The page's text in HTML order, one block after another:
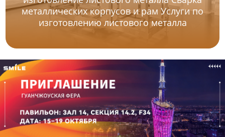
металлических корпусов и рам Услуги по
изготовлению листового металла